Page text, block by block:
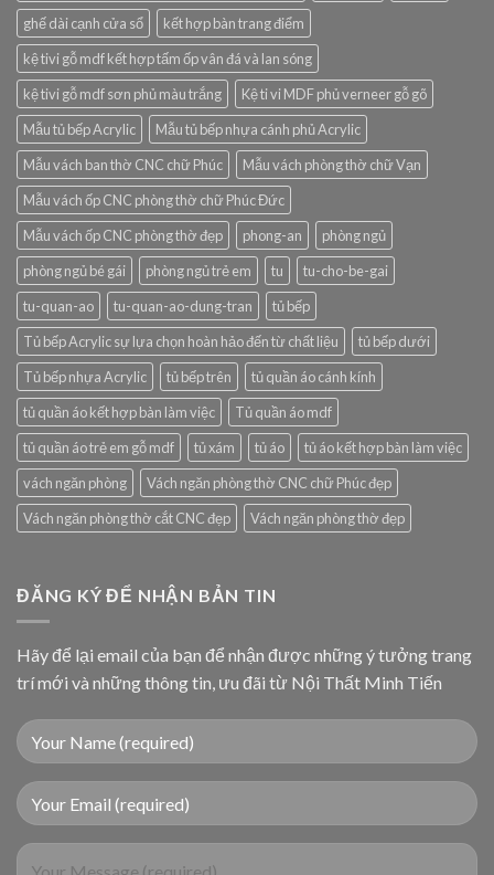
ghế dài cạnh cửa sổ
kết hợp bàn trang điểm
kệ tivi gỗ mdf kết hợp tấm ốp vân đá và lan sóng
kệ tivi gỗ mdf sơn phủ màu trắng
Kệ ti vi MDF phủ verneer gỗ gõ
Mẫu tủ bếp Acrylic
Mẫu tủ bếp nhựa cánh phủ Acrylic
Mẫu vách ban thờ CNC chữ Phúc
Mẫu vách phòng thờ chữ Vạn
Mẫu vách ốp CNC phòng thờ chữ Phúc Đức
Mẫu vách ốp CNC phòng thờ đẹp
phong-an
phòng ngủ
phòng ngủ bé gái
phòng ngủ trẻ em tu
tu-cho-be-gai
tu-quan-ao
tu-quan-ao-dung-tran
tủ bếp
Tủ bếp Acrylic sự lựa chọn hoàn hảo đến từ chất liệu
tủ bếp dưới
Tủ bếp nhựa Acrylic
tủ bếp trên
tủ quần áo cánh kính
tủ quần áo kết hợp bàn làm việc
Tủ quần áo mdf
tủ quần áo trẻ em gỗ mdf
tủ xám tủ áo
tủ áo kết hợp bàn làm việc
vách ngăn phòng
Vách ngăn phòng thờ CNC chữ Phúc đẹp
Vách ngăn phòng thờ cắt CNC đẹp
Vách ngăn phòng thờ đẹp
ĐĂNG KÝ ĐỂ NHẬN BẢN TIN
Hãy để lại email của bạn để nhận được những ý tưởng trang
trí mới và những thông tin, ưu đãi từ Nội Thất Minh Tiến